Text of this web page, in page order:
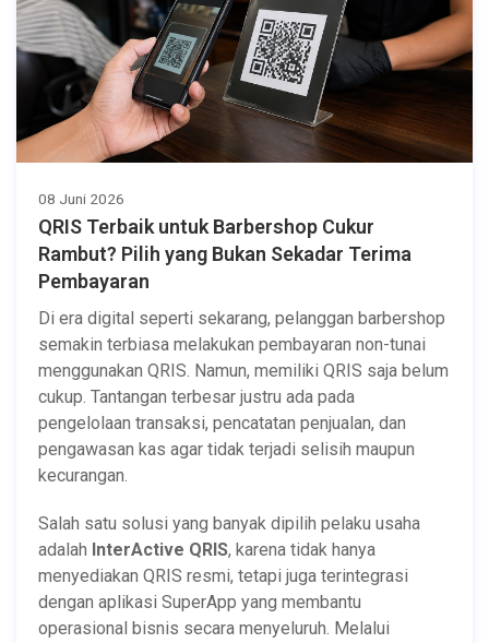
08 Juni 2026
QRIS Terbaik untuk Barbershop Cukur
Rambut? Pilih yang Bukan Sekadar Terima
Pembayaran
Di era digital seperti sekarang, pelanggan barbershop
semakin terbiasa melakukan pembayaran non-tunai
menggunakan QRIS. Namun, memiliki QRIS saja belum
cukup. Tantangan terbesar justru ada pada
pengelolaan transaksi, pencatatan penjualan, dan
pengawasan kas agar tidak terjadi selisih maupun
kecurangan.
Salah satu solusi yang banyak dipilih pelaku usaha
adalah InterActive QRIS, karena tidak hanya
menyediakan QRIS resmi, tetapi juga terintegrasi
dengan aplikasi SuperApp yang membantu
operasional bisnis secara menyeluruh. Melalui